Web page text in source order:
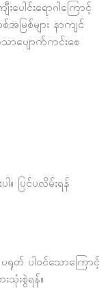
ျီးပေါင်းရောဂါကြောင့်
အမြစ်များ နာကျင်
ာပျောက်ကင်းစေ
ပြင်ပလိမ်းရန်
ရုတ် ပါဝင်သောကြောင့်
သုံးစွဲရန်။